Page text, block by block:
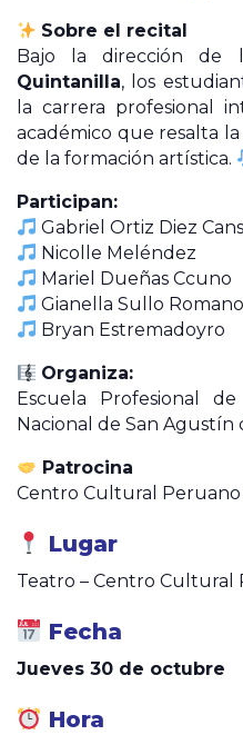
Sobre el recital
Bajo la dirección de
Quintanilla, los
la carrera profesional
académico que resalta
de la formación artística.
Participan:
Gabriel Ortiz Diez
Nicolle Meléndez
Mariel Dueñas Ccuno
Gianella Sullo Romano
Bryan Estremadoyro
Organiza:
Escuela Profesional
Nacional de San Agustín
Patrocina
Centro Cultural
Lugar
Teatro – Centro
Fecha
Jueves 30 de octubre
Hora